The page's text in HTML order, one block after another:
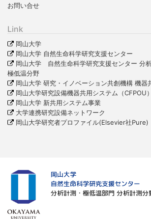
お問い合せ
Link
岡山大学
岡山大学 自然生命科学研究支援センター
岡山大学 自然生命科学研究支援センター 分
極低温分野
岡山大学 研究・イノベーション共創機構 機器
岡山大学研究設備機器共用システム（CFPOU）
岡山大学 新共用システム事業
大学連携研究設備ネットワーク
岡山大学研究者プロファイル(Elsevier社Pure)
岡山大学
自然生命科学研究支援センター
分析計測・極低温部門 分析計測分